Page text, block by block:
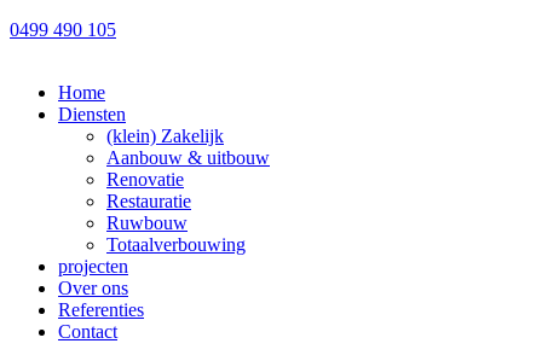
0499 490 105
Home
Diensten
(klein) Zakelijk
Aanbouw & uitbouw
Renovatie
Restauratie
Ruwbouw
Totaalverbouwing
projecten
Over ons
Referenties
Contact